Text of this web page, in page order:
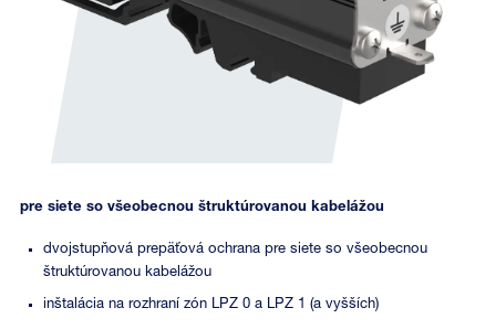
pre siete so všeobecnou štruktúrovanou kabelážou
dvojstupňová prepäťová ochrana pre siete so všeobecnou
štruktúrovanou kabelážou
inštalácia na rozhraní zón LPZ 0 a LPZ 1 (a vyšších)